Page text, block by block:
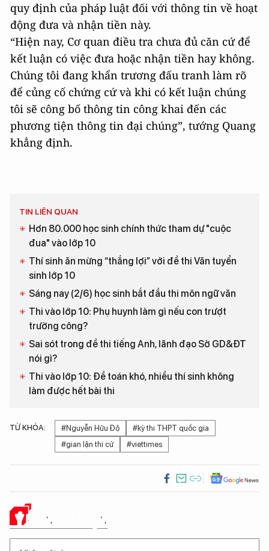
quy định của pháp luật đối với thông tin về hoạt
động đưa và nhận tiền này.
“Hiện nay, Cơ quan điều tra chưa đủ căn cứ để
kết luận có việc đưa hoặc nhận tiền hay không.
Chúng tôi đang khẩn trương đấu tranh làm rõ
để củng cố chứng cứ và khi có kết luận chúng
tôi sẽ công bố thông tin công khai đến các
phương tiện thông tin đại chúng”, tướng Quang
khẳng định.
TIN LIÊN QUAN
Hơn 80.000 học sinh chính thức tham dự "cuộc
đua" vào lớp 10
Thí sinh ăn mừng “thắng lợi” với đề thi Văn tuyển
sinh lớp 10
Sáng nay (2/6) học sinh bắt đầu thi môn ngữ văn
Thi vào lớp 10: Phụ huynh làm gì nếu con trượt
trường công?
Sai sót trong đề thi tiếng Anh, lãnh đạo Sở GD&ĐT
nói gì?
Thi vào lớp 10: Đề toán khó, nhiều thí sinh không
làm được hết bài thi
TỪ KHÓA: #Nguyễn Hữu Độ
#kỳ thi THPT quốc gia
#gian lận thi cử
#viettimes
Ý KIẾN CỦA BẠN